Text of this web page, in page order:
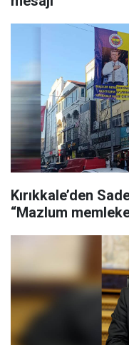
Kırıkkale’den
“Mazlum